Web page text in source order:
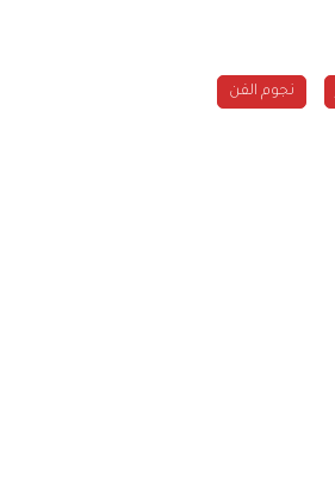
نجوم الفن